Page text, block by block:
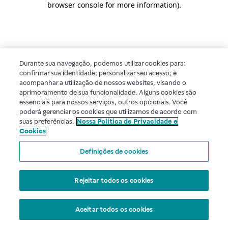
browser console for more information).
Durante sua navegação, podemos utilizar cookies para:
confirmar sua identidade; personalizar seu acesso; e
acompanhar a utilização de nossos websites, visando o
aprimoramento de sua funcionalidade. Alguns cookies são
essenciais para nossos serviços, outros opcionais. Você
poderá gerenciar os cookies que utilizamos de acordo com
suas preferências. Nossa Política de Privacidade e
Cookies
Definições de cookies
Rejeitar todos os cookies
Aceitar todos os cookies